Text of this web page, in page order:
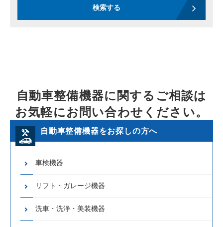
検索する
自動車整備機器に関するご相談は
お気軽にお問い合わせください。
自動車整備機器をお探しの方へ
車検機器
リフト・ガレージ機器
洗車・洗浄・美装機器